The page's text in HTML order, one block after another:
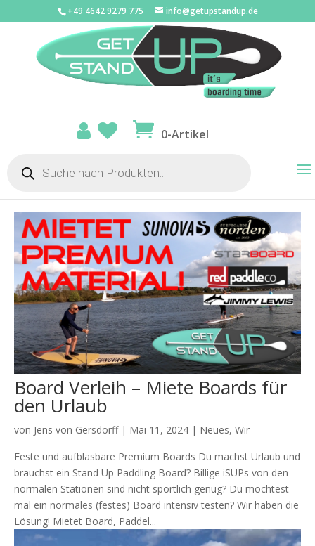
+49 4642 9279 775 info@getupstandup.de
0-Artikel
search
Board Verleih – Miete Boards für
den Urlaub
von Jens von Gersdorff| Mai 11, 2024 | Neues, Wir
Feste und aufblasbare Premium Boards Du machst Urlaub und
brauchst ein Stand Up Paddling Board? Billige iSUPs von den
normalen Stationen sind nicht sportlich genug? Du möchtest
mal ein normales (festes) Board intensiv testen? Wir haben die
Lösung! Mietet Board, Paddel...